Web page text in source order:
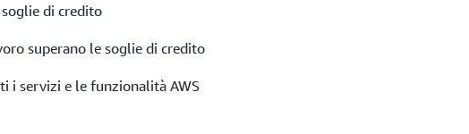
di credito
superano le soglie di credito
i servizi e le funzionalità AWS